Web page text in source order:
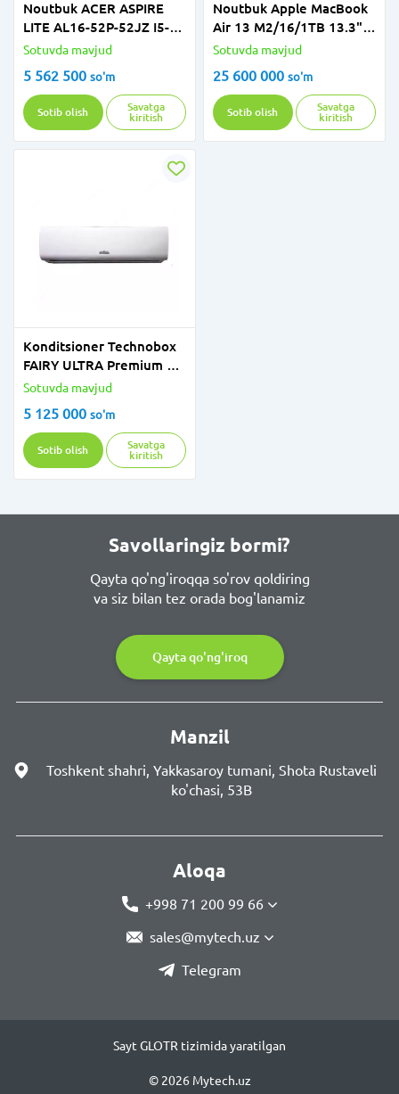
Noutbuk ACER ASPIRE
LITE AL16-52P-52JZ I5-
1334U 8GB 512GB 16''
Sotuvda mavjud
5 562 500 so'm
Sotib olish
Savatga
kiritish
Noutbuk Apple MacBook
Air 13 M2/16/1TB 13.3"
Silver
Sotuvda mavjud
25 600 000 so'm
Sotib olish
Savatga
kiritish
Konditsioner Technobox
FAIRY ULTRA Premium 12
inv
Sotuvda mavjud
5 125 000 so'm
Sotib olish
Savatga
kiritish
Savollaringiz bormi?
Qayta qo'ng'iroqqa so'rov qoldiring
va siz bilan tez orada bog'lanamiz
Qayta qo'ng'iroq
Manzil
Toshkent shahri, Yakkasaroy tumani, Shota Rustaveli
ko'chasi, 53B
Aloqa
+998 71 200 99 66
sales@mytech.uz
Telegram
Sayt GLOTR tizimida yaratilgan
© 2026 Mytech.uz